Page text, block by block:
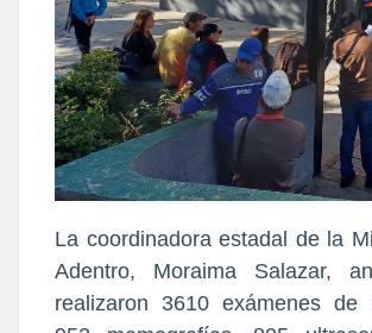
La coordinadora estadal de la
Adentro, Moraima Salazar,
realizaron 3610 exámenes de